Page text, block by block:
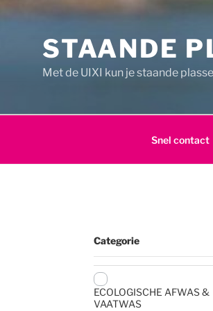
STAANDE
Met de UIXI kun je staande
Snel contact
Categorie
ECOLOGISCHE AFWAS &
VAATWAS